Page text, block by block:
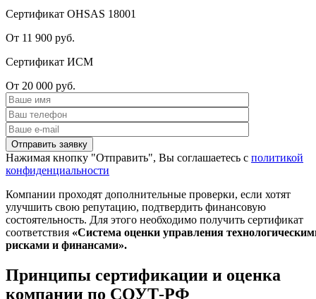
Сертификат OHSAS 18001
От 11 900 руб.
Сертификат ИСМ
От 20 000 руб.
Нажимая кнопку "Отправить", Вы соглашаетесь с политикой
конфиденциальности
Компании проходят дополнительные проверки, если хотят
улучшить свою репутацию, подтвердить финансовую
состоятельность. Для этого необходимо получить сертификат
соответствия «Система оценки управления
рисками и финансами».
Принципы сертификации и оценка
компании по СОУТ-РФ